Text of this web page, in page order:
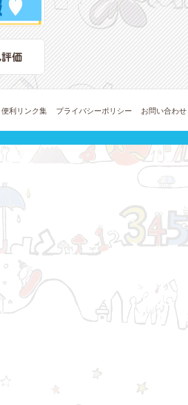
便利リンク集 プライバシーポリシー お問い合わせ